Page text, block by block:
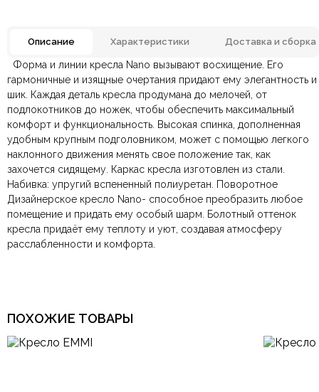
Описание Характеристики Доставка и сборка
Форма и линии кресла Nano вызывают восхищение. Его
гармоничные и изящные очертания придают ему элегантность и
шик. Каждая деталь кресла продумана до мелочей, от
подлокотников до ножек, чтобы обеспечить максимальный
комфорт и функциональность. Высокая спинка, дополненная
удобным крупным подголовником, может с помощью легкого
наклонного движения менять свое положение так, как
захочется сидящему. Каркас кресла изготовлен из стали.
Набивка: упругий вспененный полиуретан. Поворотное
Дизайнерское кресло Nano- способное преобразить любое
помещение и придать ему особый шарм. Болотный оттенок
кресла придаёт ему теплоту и уют, создавая атмосферу
расслабленности и комфорта.
Материал Кожа, Металл
Размеры ШxГxВ 850х900х1090мм.
Цвет Бежевый
Конструкция
С мягким сиденьем, С
оттоманкой
Подлокотники С подлокотниками
Комната
Гардеробная, Гостиная,
Детская, Кабинет, Спальня
По всей России:отправляем через транспортную
компаниюСДЭК. Срок доставки —до 7 дней.
По Москве и Санкт-Петербургу:быстрая
Яндекс.Доставка— доставка в день заказа.
Оплата в салоне-магазине— наличными или картой
при самовывозе.
Безналичная оплата по счёту— для юридических и
физических лиц.
Онлайн оплата картой— быстрая и безопасная через
сайт.
Отзывов ещё нет. Напишите первым.
Ваша общая оценка
Заголовок вашего отзыва
ПОХОЖИЕ ТОВАРЫ